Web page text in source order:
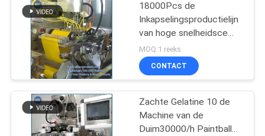
Plastic Drogende
Dienbladen
44
18000Pcs de
Inkapselingsproductielijn
van hoge snelheidsce
Paintball
MOQ:1 reeks
CONTACT
Zachte Gelatine 10 de
Machine van de
Duim30000/h Paintball